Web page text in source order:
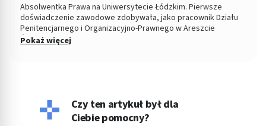
Absolwentka Prawa na Uniwersytecie Łódzkim. Pierwsze
doświadczenie zawodowe zdobywała, jako pracownik Działu
Penitencjarnego i Organizacyjno-Prawnego w Areszcie
Śledczym w Łodzi. Od 2004 roku Zastępca Prezesa i Członek
Pokaż więcej
Czy ten artykuł był dla
Ciebie pomocny?